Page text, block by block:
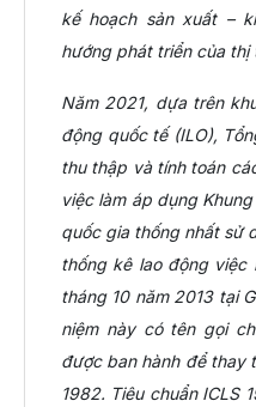
kế hoạch sản xuất –
hướng phát triển của thị
Năm 2021, dựa trên
động quốc tế (ILO),
thu thập và tính toán
việc làm áp dụng
quốc gia thống nhất sử
thống kê lao động việc
tháng 10 năm 2013 tại
niệm này có tên gọi
được ban hành để thay
1982. Tiêu chuẩn ICLS